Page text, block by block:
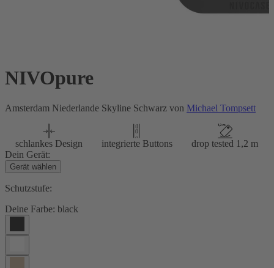
NIVOpure
Amsterdam Niederlande Skyline Schwarz von Michael Tompsett
schlankes Design integrierte Buttons
drop tested 1,2 m
Dein Gerät:
Gerät wählen
Schutzstufe:
Deine Farbe: black